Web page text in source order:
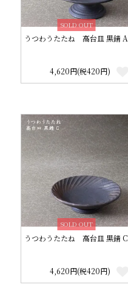
SOLD OUT
うつわうたたね 高台皿 黒錆 A
4,620円(税420円)
SOLD OUT
うつわうたたね 高台皿 黒錆 C
4,620円(税420円)